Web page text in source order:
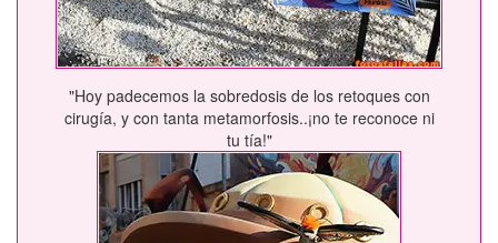
"Hoy padecemos la sobredosis de los retoques con
cirugía, y con tanta metamorfosis..¡no te reconoce ni
tu tía!"